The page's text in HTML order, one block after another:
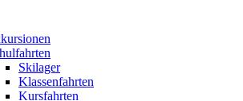
Skilager
Klassenfahrten
Kursfahrten